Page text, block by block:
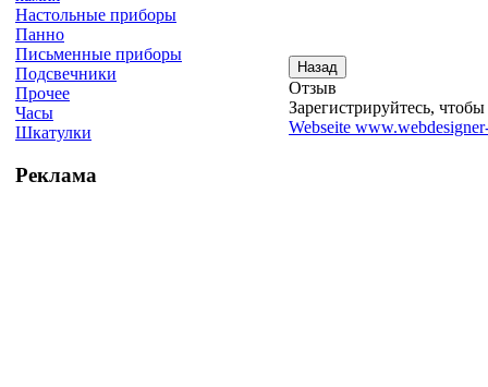
Настольные приборы
Панно
Письменные приборы
Подсвечники
Прочее
Часы
Шкатулки
Реклама
Отзыв
Зарегистрируйтесь, чтобы
Webseite